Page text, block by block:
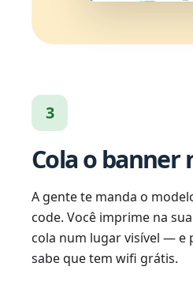
3
Cola o banner
A gente te manda o
code. Você imprime na
cola num lugar visível — e
sabe que tem wifi grátis.